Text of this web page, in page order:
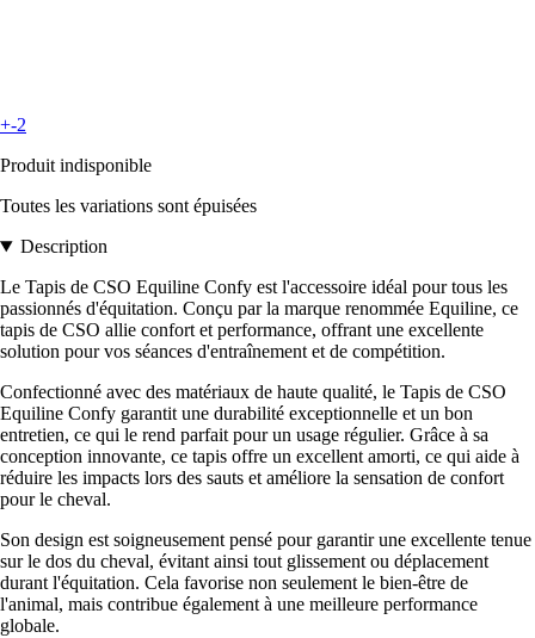
+-2
Produit indisponible
Toutes les variations sont épuisées
Description
Le Tapis de CSO Equiline Confy est l'accessoire idéal pour tous les
passionnés d'équitation. Conçu par la marque renommée Equiline, ce
tapis de CSO allie confort et performance, offrant une excellente
solution pour vos séances d'entraînement et de compétition.
Confectionné avec des matériaux de haute qualité, le Tapis de CSO
Equiline Confy garantit une durabilité exceptionnelle et un bon
entretien, ce qui le rend parfait pour un usage régulier. Grâce à sa
conception innovante, ce tapis offre un excellent amorti, ce qui aide à
réduire les impacts lors des sauts et améliore la sensation de confort
pour le cheval.
Son design est soigneusement pensé pour garantir une excellente tenue
sur le dos du cheval, évitant ainsi tout glissement ou déplacement
durant l'équitation. Cela favorise non seulement le bien-être de
l'animal, mais contribue également à une meilleure performance
globale.